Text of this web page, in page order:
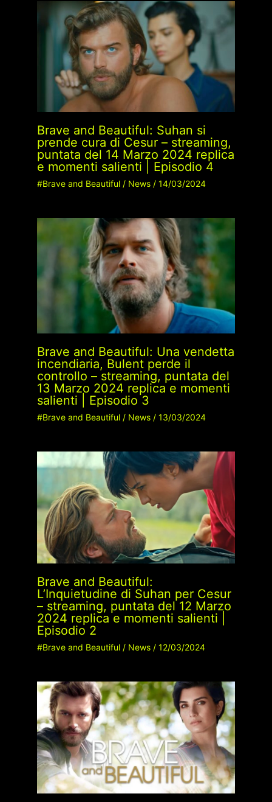
Brave and Beautiful: Suhan si
prende cura di Cesur – streaming,
puntata del 14 Marzo 2024 replica
e momenti salienti | Episodio 4
#Brave and Beautiful/ News/ 14/03/2024
Brave and Beautiful: Una vendetta
incendiaria, Bulent perde il
controllo – streaming, puntata del
13 Marzo 2024 replica e momenti
salienti | Episodio 3
#Brave and Beautiful/ News/ 13/03/2024
Brave and Beautiful:
L’Inquietudine di Suhan per Cesur
– streaming, puntata del 12 Marzo
2024 replica e momenti salienti |
Episodio 2
#Brave and Beautiful/ News/ 12/03/2024